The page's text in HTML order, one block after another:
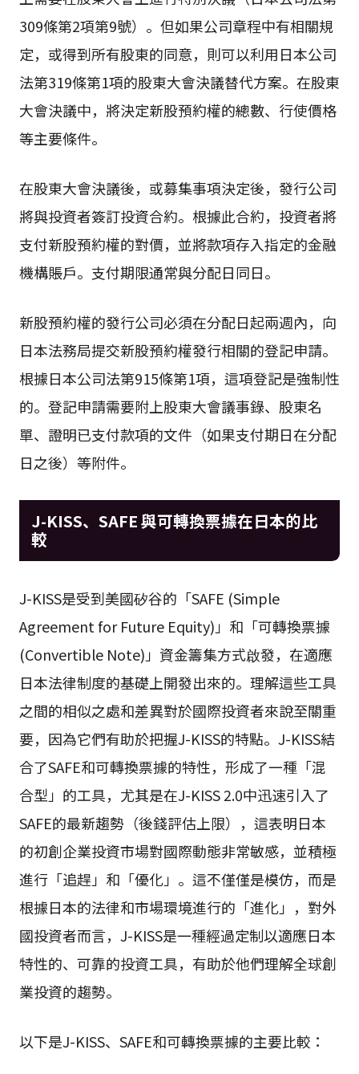
309條第2項第9號）。但如果公司章程中有相關規
定，或得到所有股東的同意，則可以利用日本公司
法第319條第1項的股東大會決議替代方案。在股東
大會決議中，將決定新股預約權的總數、行使價格
等主要條件。
在股東大會決議後，或募集事項決定後，發行公司
將與投資者簽訂投資合約。根據此合約，投資者將
支付新股預約權的對價，並將款項存入指定的金融
機構賬戶。支付期限通常與分配日同日。
新股預約權的發行公司必須在分配日起兩週內，向
日本法務局提交新股預約權發行相關的登記申請。
根據日本公司法第915條第1項，這項登記是強制性
的。登記申請需要附上股東大會議事錄、股東名
單、證明已支付款項的文件（如果支付期日在分配
日之後）等附件。
J-KISS、SAFE 與可轉換票據在日本的比
較
J-KISS是受到美國矽谷的「SAFE (Simple
Agreement for Future Equity)」和「可轉換票據
(Convertible Note)」資金籌集方式啟發，在適應
日本法律制度的基礎上開發出來的。理解這些工具
之間的相似之處和差異對於國際投資者來說至關重
要，因為它們有助於把握J-KISS的特點。J-KISS結
合了SAFE和可轉換票據的特性，形成了一種「混
合型」的工具，尤其是在J-KISS 2.0中迅速引入了
SAFE的最新趨勢（後錢評估上限），這表明日本
的初創企業投資市場對國際動態非常敏感，並積極
進行「追趕」和「優化」。這不僅僅是模仿，而是
根據日本的法律和市場環境進行的「進化」，對外
國投資者而言，J-KISS是一種經過定制以適應日本
特性的、可靠的投資工具，有助於他們理解全球創
業投資的趨勢。
以下是J-KISS、SAFE和可轉換票據的主要比較：